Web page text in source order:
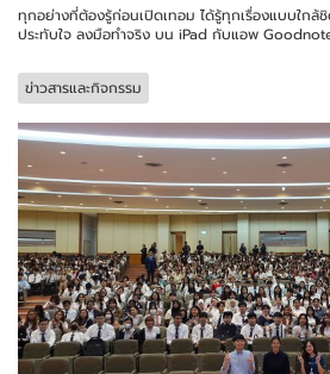
ทุกอย่างที่ต้องรู้ก่อนเปิดเทอม ได้รู้ทุกเรื่องแบบใกล้
ประทับใจ ลงมือทำจริง บน iPad กับแอพ
ข่าวสารและกิจกรรม